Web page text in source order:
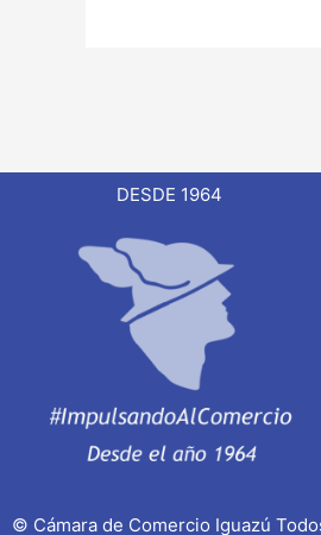
DESDE 1964
© Cámara de Comercio Iguazú